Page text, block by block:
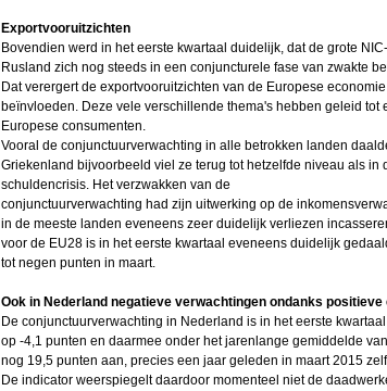
Exportvooruitzichten
Bovendien werd in het eerste kwartaal duidelijk, dat de grote
Rusland zich nog steeds in een conjuncturele fase van zwakte
Dat verergert de exportvooruitzichten van de Europese
beïnvloeden. Deze vele verschillende thema's hebben geleid tot
Europese consumenten.
Vooral de conjunctuurverwachting in alle betrokken landen
Griekenland bijvoorbeeld viel ze terug tot hetzelfde niveau als in
schuldencrisis. Het verzwakken van de
conjunctuurverwachting had zijn uitwerking op de
in de meeste landen eveneens zeer duidelijk verliezen
voor de EU28 is in het eerste kwartaal eveneens duidelijk
tot negen punten in maart.
Ook in Nederland negatieve verwachtingen ondanks
De conjunctuurverwachting in Nederland is in het eerste
op -4,1 punten en daarmee onder het jarenlange gemiddelde
nog 19,5 punten aan, precies een jaar geleden in maart 2015
De indicator weerspiegelt daardoor momenteel niet de